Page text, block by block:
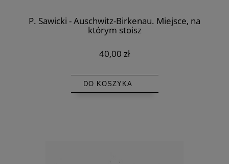
P. Sawicki - Auschwitz-Birkenau. Miejsce, na
którym stoisz
40,00 zł
DO KOSZYKA